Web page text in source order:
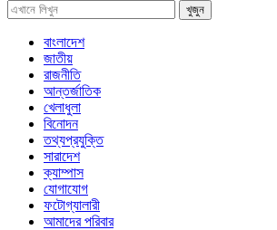
খুজুন
বাংলাদেশ
জাতীয়
রাজনীতি
আন্তর্জাতিক
খেলাধুলা
বিনোদন
তথ্যপ্রযুক্তি
সারাদেশ
ক্যাম্পাস
যোগাযোগ
ফটোগ্যালারী
আমাদের পরিবার